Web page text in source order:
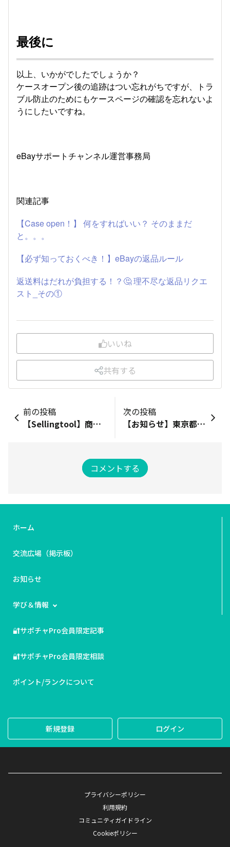
最後に
以上、いかがでしたでしょうか？
ケースオープン後の追跡はつい忘れがちですが、トラ
ブル防止のためにもケースページの確認を忘れないよ
うにしたいですね。
eBayサポートチャンネル運営事務局
関連記事
【Case open！】 何をすればいい？ そのままだ
と。。。
【必ず知っておくべき！】eBayの返品ルール
返送料はだれが負担する！？🤔 理不尽な返品リクエ
スト_その①
いいね
共有する
前の投稿
【Sellingtool】商品・在庫管理高度化のお知らせ
次の投稿
【お知らせ】東京都からの越境EC出品支援事業（2023年後期 ）のご紹介
コメントする
ホーム
交流広場（掲示板）
お知らせ
学び＆情報
🔐サポチャPro会員限定記事
🔐サポチャPro会員限定相談
ポイント/ランクについて
新規登録 ログイン
プライバシーポリシー
利用規約
コミュニティガイドライン
Cookieポリシー